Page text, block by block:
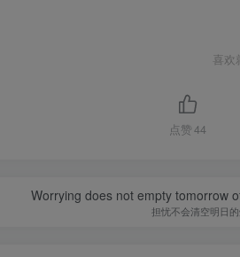
喜
点赞 44
Worrying does not empty tomorrow
担忧不会清空明日